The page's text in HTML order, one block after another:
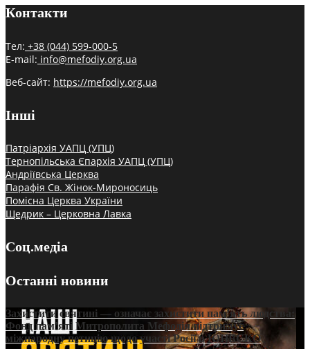
Контакти
Тел: +38 (044) 599-000-5
E-mail: info@mefodiy.org.ua
Веб-сайт: https://mefodiy.org.ua
Інші
Патріархія УАПЦ (УПЦ)
Тернопільська Єпархія УАПЦ (УПЦ)
Андріївська Церква
Парафія Св. Жінок-Мироносиць
Помісна Церква України
Щедрик – Церковна Лавка
Соц.медіа
Останні новини
Захистити святині — означає захистити пам’ять людства:
Фонд пам’яті Митрополита Мефодія підтримує
міжнародну петицію щодо участі Росії в ЮНЕСКО